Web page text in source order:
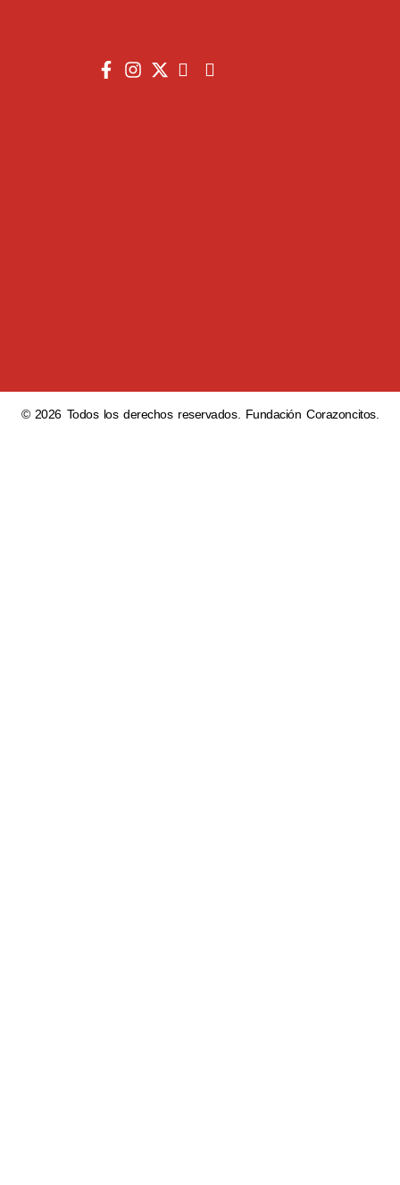
© 2026 Todos los derechos reservados. Fundación Corazoncitos.